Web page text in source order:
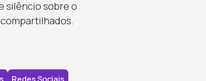
silêncio sobre o